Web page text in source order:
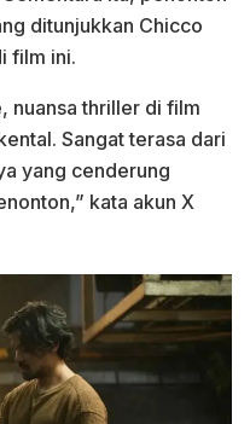
ditunjukkan Chicco
film ini.
nuansa thriller di film
Sangat terasa dari
yang cenderung
kata akun X